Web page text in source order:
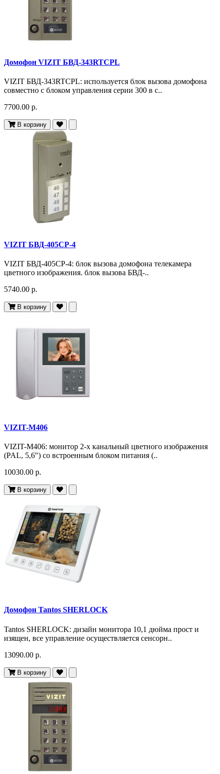
Домофон VIZIT БВД-343RTCPL
VIZIT БВД-343RTCPL: используется блок вызова домофона
совместно с блоком управления серии 300 в с..
7700.00 р.
В корзину
VIZIT БВД-405CP-4
VIZIT БВД-405CP-4: блок вызова домофона телекамера
цветного изображения. блок вызова БВД-..
5740.00 р.
В корзину
VIZIT-M406
VIZIT-M406: монитор 2-х канальный цветного изображения
(PAL, 5,6") со встроенным блоком питания (..
10030.00 р.
В корзину
Домофон Tantos SHERLOCK
Tantos SHERLOCK: дизайн монитора 10,1 дюйма прост и
изящен, все управление осуществляется сенсорн..
13090.00 р.
В корзину